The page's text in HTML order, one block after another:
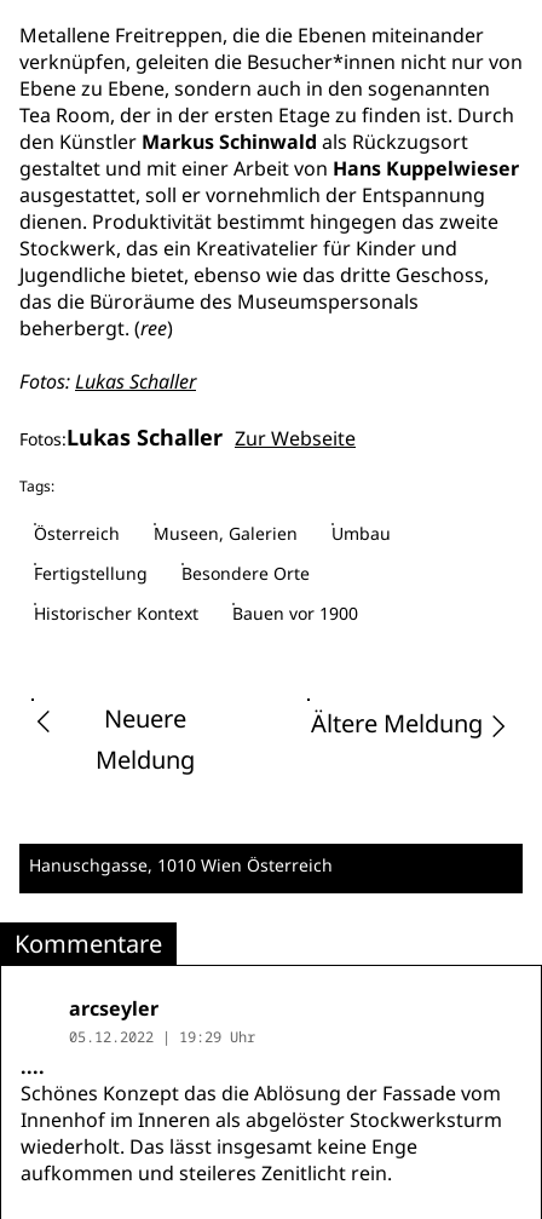
Metallene Freitreppen, die die Ebenen miteinander
verknüpfen, geleiten die Besucher*innen nicht nur von
Ebene zu Ebene, sondern auch in den sogenannten
Tea Room, der in der ersten Etage zu finden ist. Durch
den Künstler Markus Schinwald als Rückzugsort
gestaltet und mit einer Arbeit von Hans Kuppelwieser
ausgestattet, soll er vornehmlich der Entspannung
dienen. Produktivität bestimmt hingegen das zweite
Stockwerk, das ein Kreativatelier für Kinder und
Jugendliche bietet, ebenso wie das dritte Geschoss,
das die Büroräume des Museumspersonals
beherbergt. (ree)
Fotos:Lukas Schaller
Fotos:Lukas Schaller Zur Webseite
Tags:
Österreich Museen, Galerien
Umbau
Fertigstellung
Besondere Orte
Historischer Kontext
Bauen vor 1900
Neuere
Meldung
Ältere Meldung
Hanuschgasse, 1010 Wien Österreich
Kommentare
arcseyler
05.12.2022 | 19:29 Uhr
....
Schönes Konzept das die Ablösung der Fassade vom
Innenhof im Inneren als abgelöster Stockwerksturm
wiederholt. Das lässt insgesamt keine Enge
aufkommen und steileres Zenitlicht rein.